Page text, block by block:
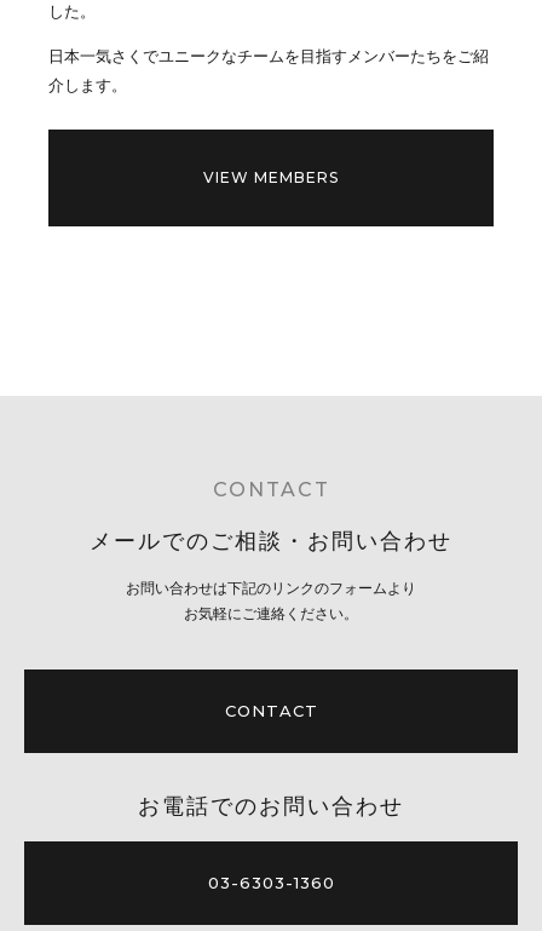
した。
日本一気さくでユニークなチームを目指すメンバーたちをご紹
介します。
VIEW MEMBERS
CONTACT
メールでのご相談・お問い合わせ
お問い合わせは下記のリンクのフォームより
お気軽にご連絡ください。
CONTACT
お電話でのお問い合わせ
03-6303-1360